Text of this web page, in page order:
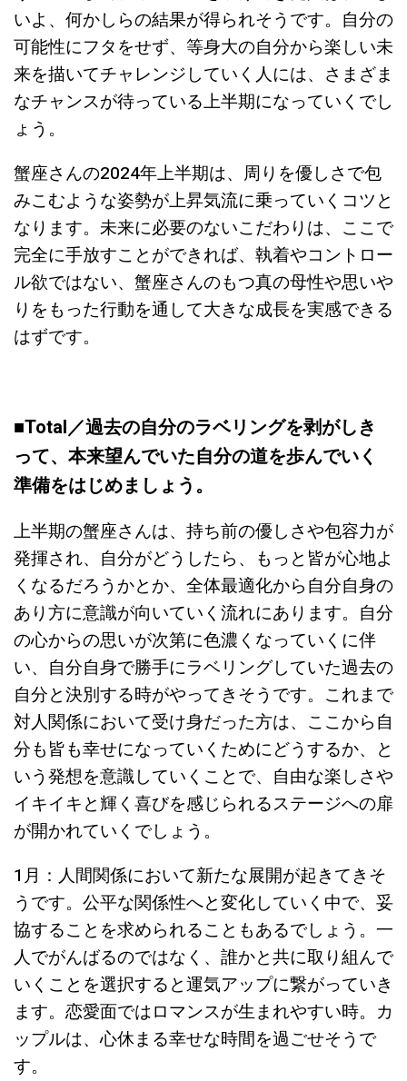
いよ、何かしらの結果が得られそうです。自分の
可能性にフタをせず、等身大の自分から楽しい未
来を描いてチャレンジしていく人には、さまざま
なチャンスが待っている上半期になっていくでし
ょう。
蟹座さんの2024年上半期は、周りを優しさで包
みこむような姿勢が上昇気流に乗っていくコツと
なります。未来に必要のないこだわりは、ここで
完全に手放すことができれば、執着やコントロー
ル欲ではない、蟹座さんのもつ真の母性や思いや
りをもった行動を通して大きな成長を実感できる
はずです。
■Total／過去の自分のラベリングを剥がしき
って、本来望んでいた自分の道を歩んでいく
準備をはじめましょう。
上半期の蟹座さんは、持ち前の優しさや包容力が
発揮され、自分がどうしたら、もっと皆が心地よ
くなるだろうかとか、全体最適化から自分自身の
あり方に意識が向いていく流れにあります。自分
の心からの思いが次第に色濃くなっていくに伴
い、自分自身で勝手にラベリングしていた過去の
自分と決別する時がやってきそうです。これまで
対人関係において受け身だった方は、ここから自
分も皆も幸せになっていくためにどうするか、と
いう発想を意識していくことで、自由な楽しさや
イキイキと輝く喜びを感じられるステージへの扉
が開かれていくでしょう。
1月：人間関係において新たな展開が起きてきそ
うです。公平な関係性へと変化していく中で、妥
協することを求められることもあるでしょう。一
人でがんばるのではなく、誰かと共に取り組んで
いくことを選択すると運気アップに繋がっていき
ます。恋愛面ではロマンスが生まれやすい時。カ
ップルは、心休まる幸せな時間を過ごせそうで
す。